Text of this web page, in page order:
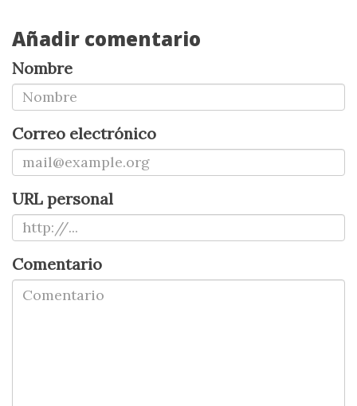
Añadir comentario
Nombre
Correo electrónico
URL personal
Comentario